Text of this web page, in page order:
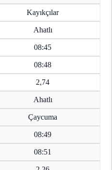
Kayıkçılar
Ahatlı
08:45
08:48
2,74
Ahatlı
Çaycuma
08:49
08:51